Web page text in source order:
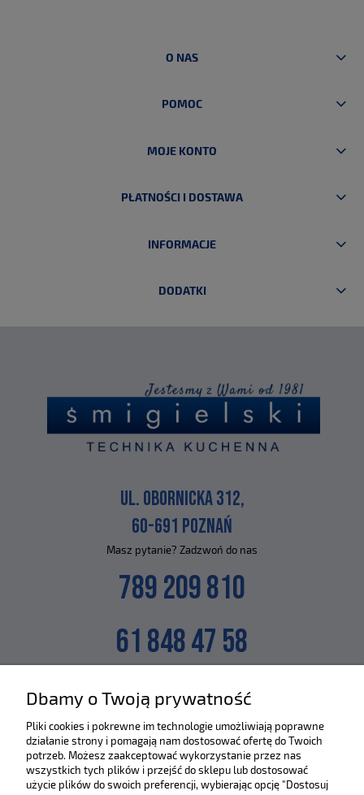
O NAS
POMOC
MOJE KONTO
PŁATNOŚCI I DOSTAWA
INFORMACJE
DODATKI
UL. OBORNICKA 312,
60-691 POZNAŃ
Masz pytanie? Zadzwoń do nas
789 209 810
61 848 47 58
SKLEP@ZLEWOZMYWAKI.PL
Poznaj nas bliżej :)
Dbamy o Twoją prywatność
Pliki cookies i pokrewne im technologie umożliwiają poprawne
działanie strony i pomagają nam dostosować ofertę do Twoich
potrzeb. Możesz zaakceptować wykorzystanie przez nas
wszystkich tych plików i przejść do sklepu lub dostosować
użycie plików do swoich preferencji, wybierając opcję "Dostosuj